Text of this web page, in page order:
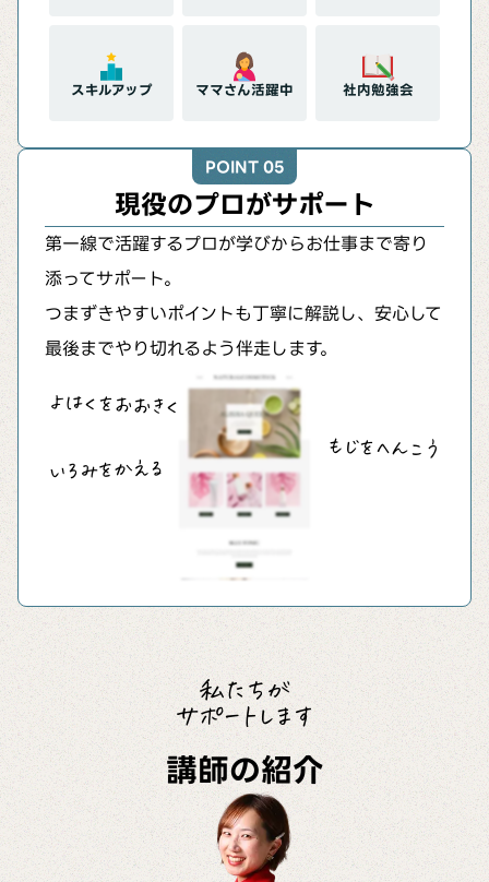
スキルアップ ママさん活躍中 社内勉強会
POINT 05
現役のプロがサポート
第一線で活躍するプロが学びからお仕事まで寄り
添ってサポート。
つまずきやすいポイントも丁寧に解説し、安心して
最後までやり切れるよう伴走します。
よはくをおおきく
もじをへんこう
いろみをかえる
私たちが
サポートします
講師の紹介